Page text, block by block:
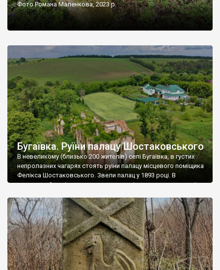
Фото Романа Маленкова, 2023 р.
Бугаївка. Руїни палацу Шостаковського
В невеликому (близько 200 жителів) селі Бугаївка, в густих
непролазних чагарях стоять руїни палацу місцевого поміщика
Фелікса Шостаковського. Звели палац у 1893 році. В
радянський період у ньому спочатку містилася школа, потім
століття тут розмістили туберкульозну лікарню. Коли із
палацу виїхала лікарня – ми точно не […]